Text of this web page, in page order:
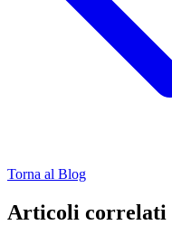
Torna al Blog
Articoli correlati